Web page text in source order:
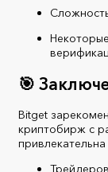
🎯
Bitget
криптобирж с
привлекательна